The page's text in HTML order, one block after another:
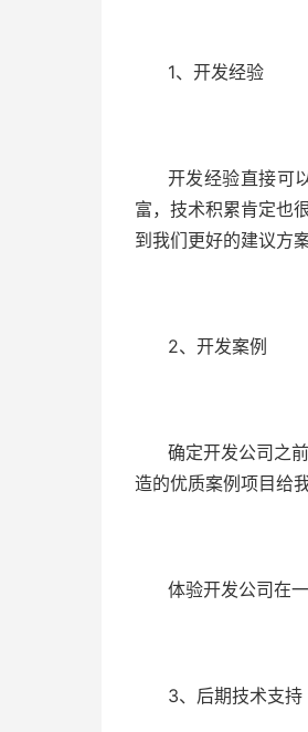
1、开发经验
开发经验直接可
富，技术积累肯定也
到我们更好的建议方案
2、开发案例
确定开发公司之
造的优质案例项目给
体验开发公司在
3、后期技术支持